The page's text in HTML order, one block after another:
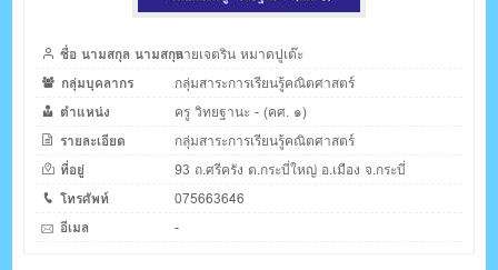
ชื่อ นามสกุล นามสกุลนายเจตริน หมาดปูเต๊ะ
กลุ่มบุคลากร
กลุ่มสาระการเรียนรู้คณิตศาสตร์
ตำแหน่ง
ครู วิทยฐานะ - (คศ. ๑)
รายละเอียด
กลุ่มสาระการเรียนรู้คณิตศาสตร์
ที่อยู่
93 ถ.ศรีครัง ต.กระบี่ใหญ่ อ.เมือง จ.กระบี่
โทรศัพท์
075663646
อีเมล
-